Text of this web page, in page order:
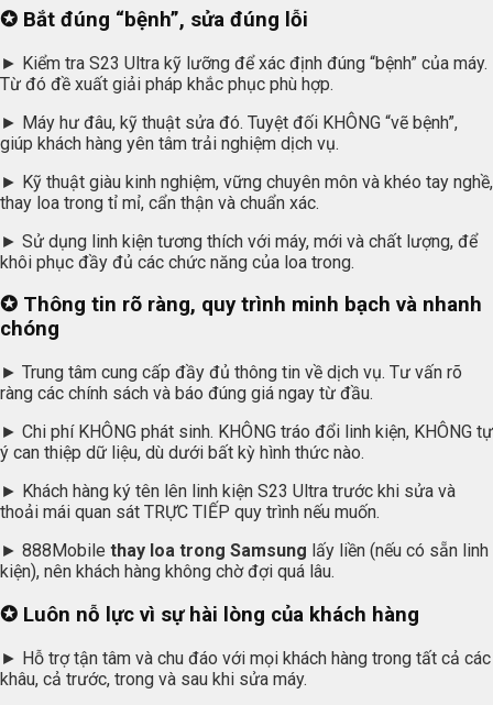
✪ Bắt đúng “bệnh”, sửa đúng lỗi
► Kiểm tra S23 Ultra kỹ lưỡng để xác định đúng “bệnh” của máy.
Từ đó đề xuất giải pháp khắc phục phù hợp.
► Máy hư đâu, kỹ thuật sửa đó. Tuyệt đối KHÔNG “vẽ bệnh”,
giúp khách hàng yên tâm trải nghiệm dịch vụ.
► Kỹ thuật giàu kinh nghiệm, vững chuyên môn và khéo tay nghề,
thay loa trong tỉ mỉ, cẩn thận và chuẩn xác.
► Sử dụng linh kiện tương thích với máy, mới và chất lượng, để
khôi phục đầy đủ các chức năng của loa trong.
✪ Thông tin rõ ràng, quy trình minh bạch và nhanh
chóng
► Trung tâm cung cấp đầy đủ thông tin về dịch vụ. Tư vấn rõ
ràng các chính sách và báo đúng giá ngay từ đầu.
► Chi phí KHÔNG phát sinh. KHÔNG tráo đổi linh kiện, KHÔNG tự
ý can thiệp dữ liệu, dù dưới bất kỳ hình thức nào.
► Khách hàng ký tên lên linh kiện S23 Ultra trước khi sửa và
thoải mái quan sát TRỰC TIẾP quy trình nếu muốn.
► 888Mobile thay loa trong Samsung lấy liền (nếu có sẵn linh
kiện), nên khách hàng không chờ đợi quá lâu.
✪ Luôn nỗ lực vì sự hài lòng của khách hàng
► Hỗ trợ tận tâm và chu đáo với mọi khách hàng trong tất cả các
khâu, cả trước, trong và sau khi sửa máy.